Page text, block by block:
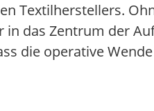
Textilherstellers.
das Zentrum der
die operative